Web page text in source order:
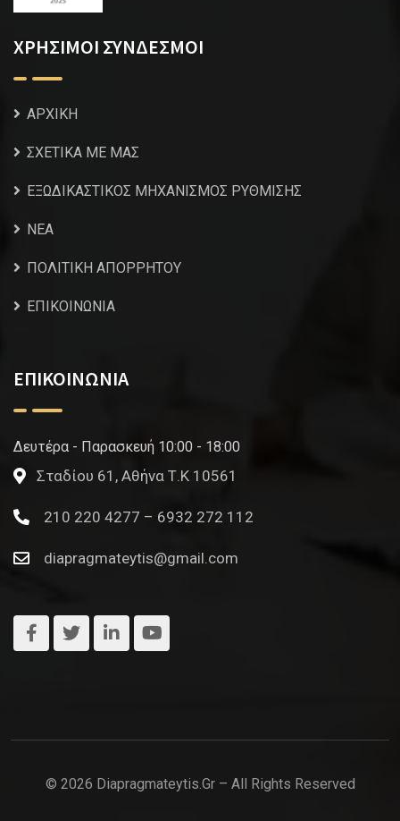
ΧΡΗΣΙΜΟΙ ΣΥΝΔΕΣΜΟΙ
ΑΡΧΙΚΗ
ΣΧΕΤΙΚΑ ΜΕ ΜΑΣ
ΕΞΩΔΙΚΑΣΤΙΚΟΣ ΜΗΧΑΝΙΣΜΟΣ ΡΥΘΜΙΣΗΣ
NEA
ΠΟΛΙΤΙΚΗ ΑΠΟΡΡΗΤΟΥ
ΕΠΙΚΟΙΝΩΝΙΑ
ΕΠΙΚΟΙΝΩΝΙΑ
Δευτέρα - Παρασκευή 10:00 - 18:00
Σταδίου 61, Αθήνα Τ.Κ 10561
210 220 4277 – 6932 272 112
diapragmateytis@gmail.com
© 2026 Diapragmateytis.gr – All Rights Reserved